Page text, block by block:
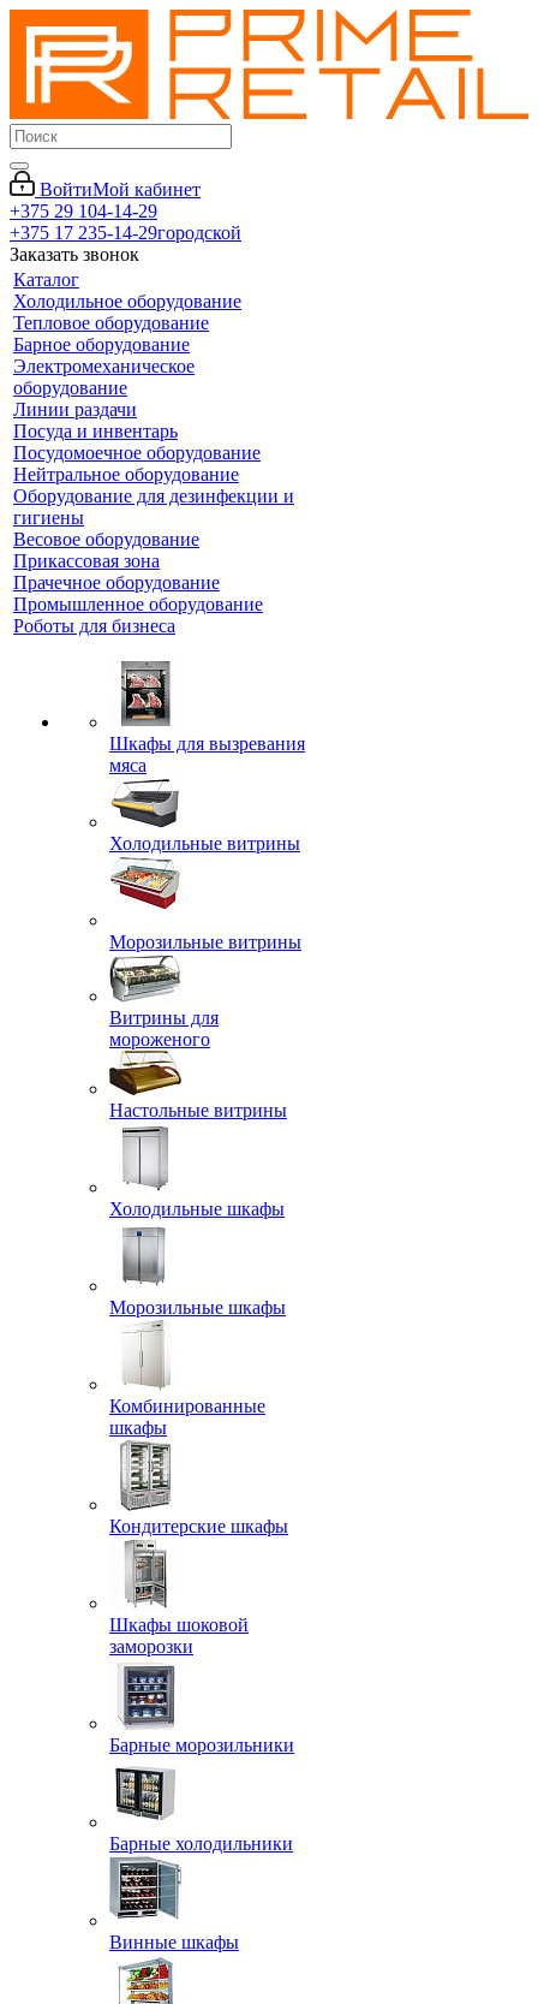
ВойтиМой кабинет
+375 29 104-14-29
+375 17 235-14-29городской
Заказать звонок
Каталог
Холодильное оборудование
Тепловое оборудование
Барное оборудование
Электромеханическое
оборудование
Линии раздачи
Посуда и инвентарь
Посудомоечное оборудование
Нейтральное оборудование
Оборудование для дезинфекции и
гигиены
Весовое оборудование
Прикассовая зона
Прачечное оборудование
Промышленное оборудование
Роботы для бизнеса
Шкафы для вызревания
мяса
Холодильные витрины
Морозильные витрины
Витрины для
мороженого
Настольные витрины
Холодильные шкафы
Морозильные шкафы
Комбинированные
шкафы
Кондитерские шкафы
Шкафы шоковой
заморозки
Барные морозильники
Барные холодильники
Винные шкафы